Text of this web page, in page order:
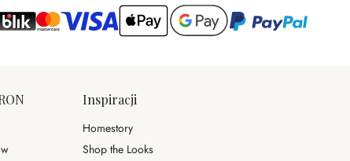
Inspiracji
Homestory
Shop the Looks